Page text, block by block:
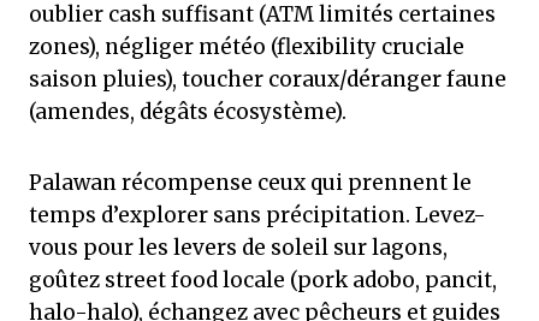
oublier cash suffisant (ATM limités certaines
zones), négliger météo (flexibility cruciale
saison pluies), toucher coraux/déranger faune
(amendes, dégâts écosystème).
Palawan récompense ceux qui prennent le
temps d’explorer sans précipitation. Levez-
vous pour les levers de soleil sur lagons,
goûtez street food locale (pork adobo, pancit,
halo-halo), échangez avec pêcheurs et guides